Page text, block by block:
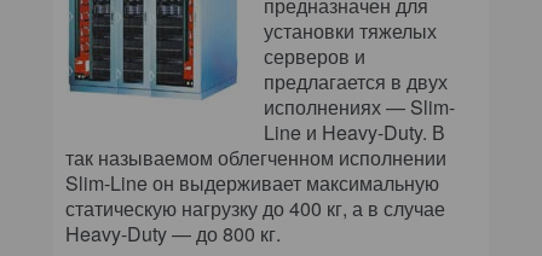
установки тяжелых
серверов и
предлагается в двух
исполнениях — Slim-
Line и Heavy-Duty. В
так называемом облегченном исполнении
Slim-Line он выдерживает максимальную
статическую нагрузку до 400 кг, а в случае
Heavy-Duty — до 800 кг.